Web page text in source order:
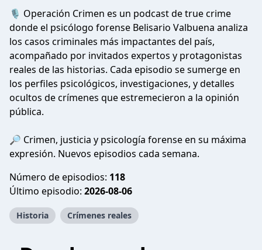
🎙️ Operación Crimen es un podcast de true crime
donde el psicólogo forense Belisario Valbuena analiza
los casos criminales más impactantes del país,
acompañado por invitados expertos y protagonistas
reales de las historias. Cada episodio se sumerge en
los perfiles psicológicos, investigaciones, y detalles
ocultos de crímenes que estremecieron a la opinión
pública.
🔎 Crimen, justicia y psicología forense en su máxima
expresión. Nuevos episodios cada semana.
Número de episodios: 118
Último episodio: 2026-08-06
Historia Crímenes reales